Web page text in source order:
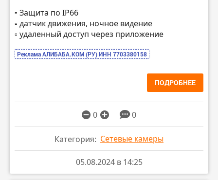
▫️ Защита по IP66
▫️ датчик движения, ночное видение
▫️ удаленный доступ через приложение
Реклама АЛИБАБА.КОМ (РУ) ИНН 7703380158
ПОДРОБНЕЕ
0 0
Категория: Сетевые камеры
05.08.2024 в 14:25